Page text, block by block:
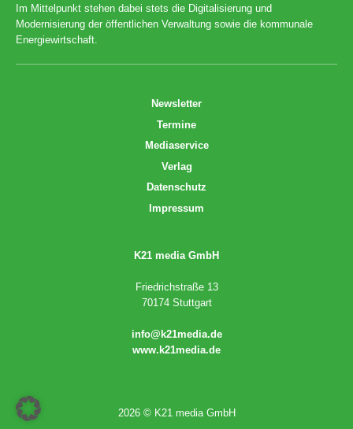
Im Mittelpunkt stehen dabei stets die Digitalisierung und
Modernisierung der öffentlichen Verwaltung sowie die kommunale
Energiewirtschaft.
Newsletter
Termine
Mediaservice
Verlag
Datenschutz
Impressum
K21 media GmbH
Friedrichstraße 13
70174 Stuttgart
info@k21media.de
www.k21media.de
2026 © K21 media GmbH